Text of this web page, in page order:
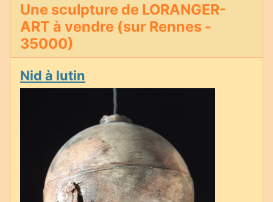
Une sculpture de LORANGER-
ART à vendre (sur Rennes -
35000)
Nid à lutin